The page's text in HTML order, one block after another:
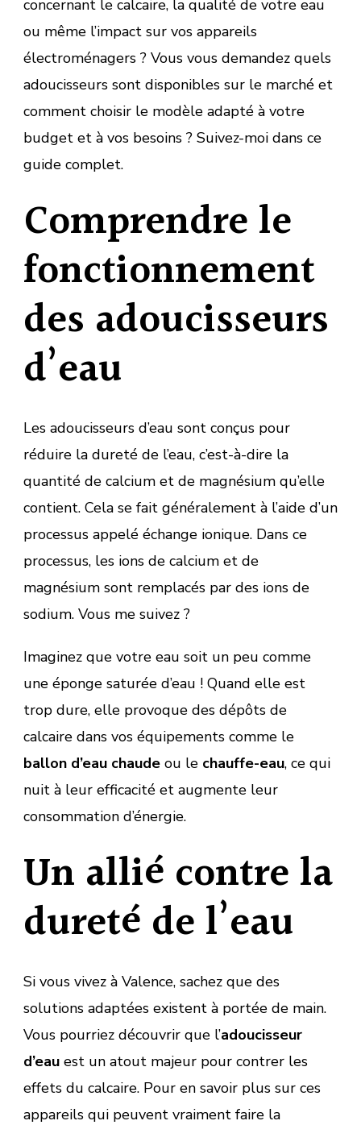
concernant le calcaire, la qualité de votre eau
ou même l’impact sur vos appareils
électroménagers ? Vous vous demandez quels
adoucisseurs sont disponibles sur le marché et
comment choisir le modèle adapté à votre
budget et à vos besoins ? Suivez-moi dans ce
guide complet.
Comprendre le
fonctionnement
des adoucisseurs
d’eau
Les adoucisseurs d’eau sont conçus pour
réduire la dureté de l’eau, c’est-à-dire la
quantité de calcium et de magnésium qu’elle
contient. Cela se fait généralement à l’aide d’un
processus appelé échange ionique. Dans ce
processus, les ions de calcium et de
magnésium sont remplacés par des ions de
sodium. Vous me suivez ?
Imaginez que votre eau soit un peu comme
une éponge saturée d’eau ! Quand elle est
trop dure, elle provoque des dépôts de
calcaire dans vos équipements comme le
ballon d’eau chaude ou le chauffe-eau, ce qui
nuit à leur efficacité et augmente leur
consommation d’énergie.
Un allié contre la
dureté de l’eau
Si vous vivez à Valence, sachez que des
solutions adaptées existent à portée de main.
Vous pourriez découvrir que l’adoucisseur
d’eau est un atout majeur pour contrer les
effets du calcaire. Pour en savoir plus sur ces
appareils qui peuvent vraiment faire la